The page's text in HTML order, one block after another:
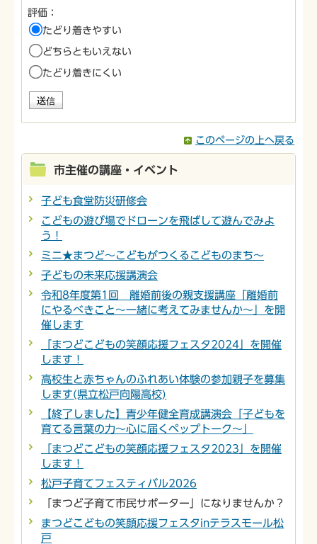
評価：
たどり着きやすい
どちらともいえない
たどり着きにくい
このページの上へ戻る
市主催の講座・イベント
子ども食堂防災研修会
こどもの遊び場でドローンを飛ばして遊んでみよ
う！
ミニ★まつど～こどもがつくるこどものまち～
子どもの未来応援講演会
令和8年度第1回 離婚前後の親支援講座「離婚前
にやるべきこと～一緒に考えてみませんか～」を開
催します
「まつどこどもの笑顔応援フェスタ2024」を開催
します！
高校生と赤ちゃんのふれあい体験の参加親子を募集
します(県立松戸向陽高校)
【終了しました】青少年健全育成講演会「子どもを
育てる言葉の力～心に届くペップトーク～」
「まつどこどもの笑顔応援フェスタ2023」を開催
します！
松戸子育てフェスティバル2026
「まつど子育て市民サポーター」になりませんか？
まつどこどもの笑顔応援フェスタinテラスモール松
戸